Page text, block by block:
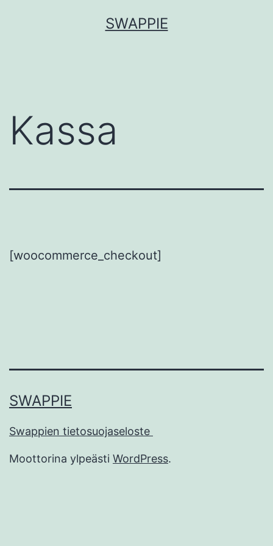
SWAPPIE
Kassa
[woocommerce_checkout]
SWAPPIE
Swappien tietosuojaseloste
Moottorina ylpeästi WordPress.